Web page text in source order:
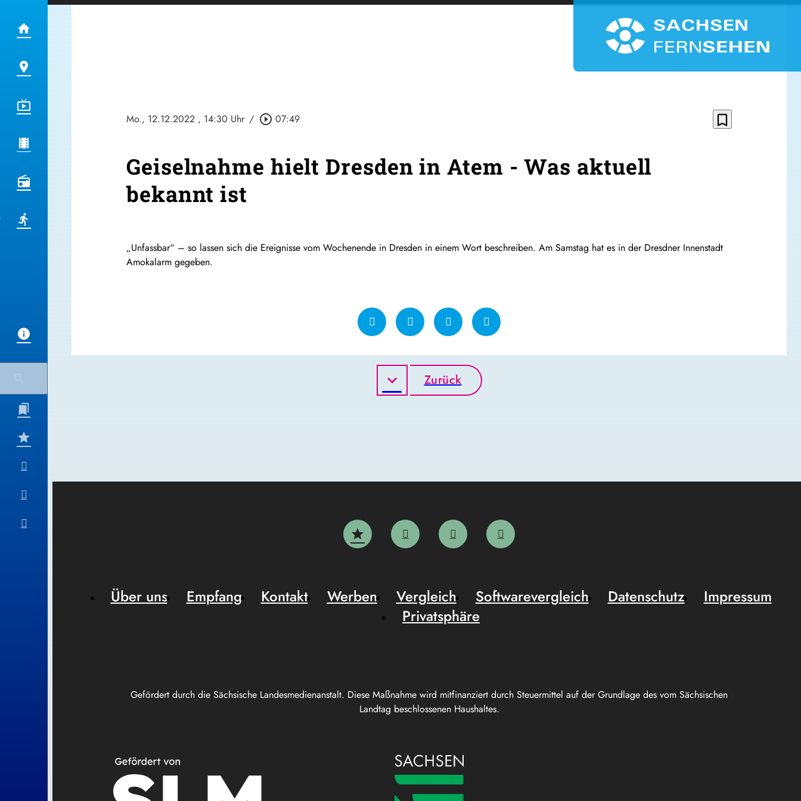
Mo., 12.12.2022 , 14:30 Uhr / play_circle_outline 07:49 bookmark_border
Geiselnahme hielt Dresden in Atem - Was aktuell
bekannt ist
„Unfassbar“ – so lassen sich die Ereignisse vom Wochenende in Dresden in einem Wort beschreiben. Am Samstag hat es in der Dresdner Innenstadt
Amokalarm gegeben.
Zurück
Gefördert durch die Sächsische Landesmedienanstalt. Diese Maßnahme wird mitfinanziert durch Steuermittel auf der Grundlage des vom Sächsischen
Landtag beschlossenen Haushaltes.
Über uns Empfang Kontakt Werben Vergleich Softwarevergleich Datenschutz
Impressum
Privatsphäre